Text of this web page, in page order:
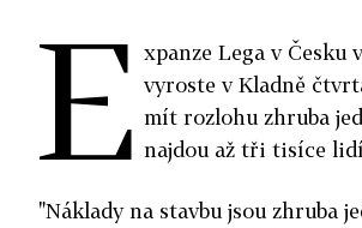
E xpanze Lega v
vyroste v Kladně
mít rozlohu zhruba
najdou až tři tisíce
"Náklady na stavbu jsou zhruba